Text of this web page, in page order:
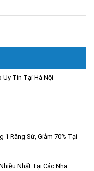
Uy Tín Tại Hà Nội
1 Răng Sứ, Giảm 70% Tại
Nhất Tại Các Nha